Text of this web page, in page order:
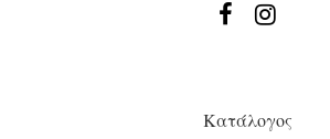
 
Κατάλογος